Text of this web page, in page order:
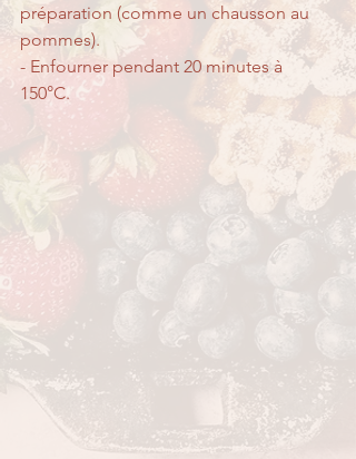
préparation (comme un chausson au
pommes).
- Enfourner pendant 20 minutes à
150°C.